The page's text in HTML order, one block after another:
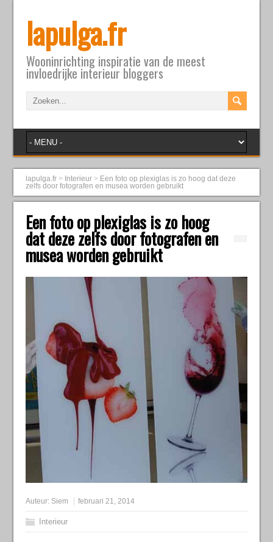
lapulga.fr
Wooninrichting inspiratie van de meest
invloedrijke interieur bloggers
lapulga.fr > Interieur > Een foto op plexiglas is zo hoog dat deze
zelfs door fotografen en musea worden gebruikt
Een foto op plexiglas is zo hoog
dat deze zelfs door fotografen en
musea worden gebruikt
Auteur: Siem februari 21, 2014
Interieur